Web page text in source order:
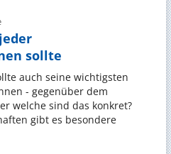
sollte
auch seine wichtigsten
- gegenüber dem
welche sind das konkret?
gibt es besondere